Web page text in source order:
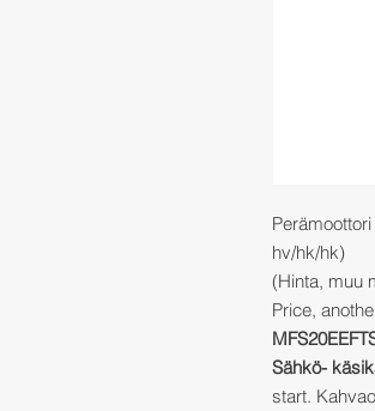
hv/hk/hk)
(Hinta, muu
Price,
Sähkö-
start.